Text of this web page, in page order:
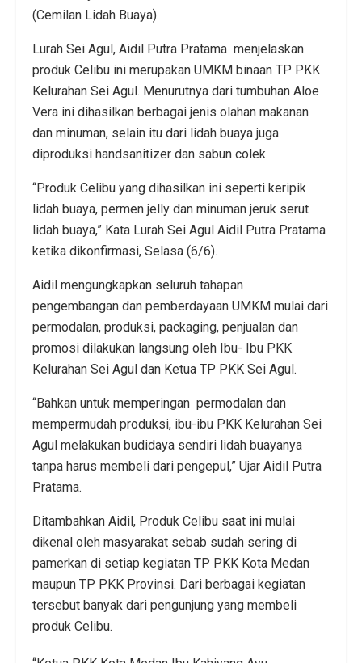
(Cemilan Lidah Buaya).
Lurah Sei Agul, Aidil Putra Pratama menjelaskan
produk Celibu ini merupakan UMKM binaan TP PKK
Kelurahan Sei Agul. Menurutnya dari tumbuhan Aloe
Vera ini dihasilkan berbagai jenis olahan makanan
dan minuman, selain itu dari lidah buaya juga
diproduksi handsanitizer dan sabun colek.
“Produk Celibu yang dihasilkan ini seperti keripik
lidah buaya, permen jelly dan minuman jeruk serut
lidah buaya,” Kata Lurah Sei Agul Aidil Putra Pratama
ketika dikonfirmasi, Selasa (6/6).
Aidil mengungkapkan seluruh tahapan
pengembangan dan pemberdayaan UMKM mulai dari
permodalan, produksi, packaging, penjualan dan
promosi dilakukan langsung oleh Ibu- Ibu PKK
Kelurahan Sei Agul dan Ketua TP PKK Sei Agul.
“Bahkan untuk memperingan permodalan dan
mempermudah produksi, ibu-ibu PKK Kelurahan Sei
Agul melakukan budidaya sendiri lidah buayanya
tanpa harus membeli dari pengepul,” Ujar Aidil Putra
Pratama.
Ditambahkan Aidil, Produk Celibu saat ini mulai
dikenal oleh masyarakat sebab sudah sering di
pamerkan di setiap kegiatan TP PKK Kota Medan
maupun TP PKK Provinsi. Dari berbagai kegiatan
tersebut banyak dari pengunjung yang membeli
produk Celibu.